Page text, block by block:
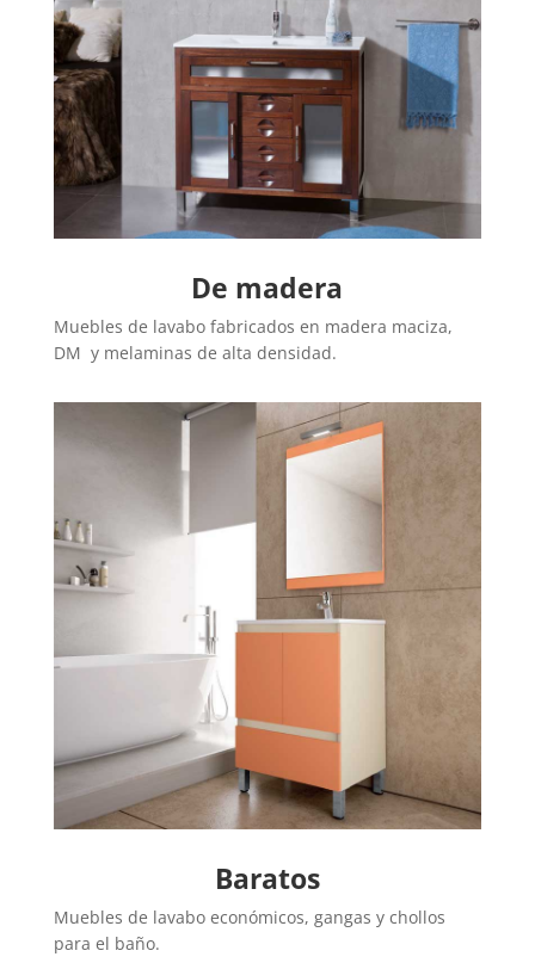
De madera
Muebles de lavabo fabricados en madera maciza,
DM y melaminas de alta densidad.
Baratos
Muebles de lavabo económicos, gangas y chollos
para el baño.